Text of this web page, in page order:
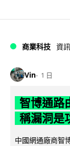
商業科技 資
Vin 1 日
智博通路
稱漏洞是
中國網通廠商智